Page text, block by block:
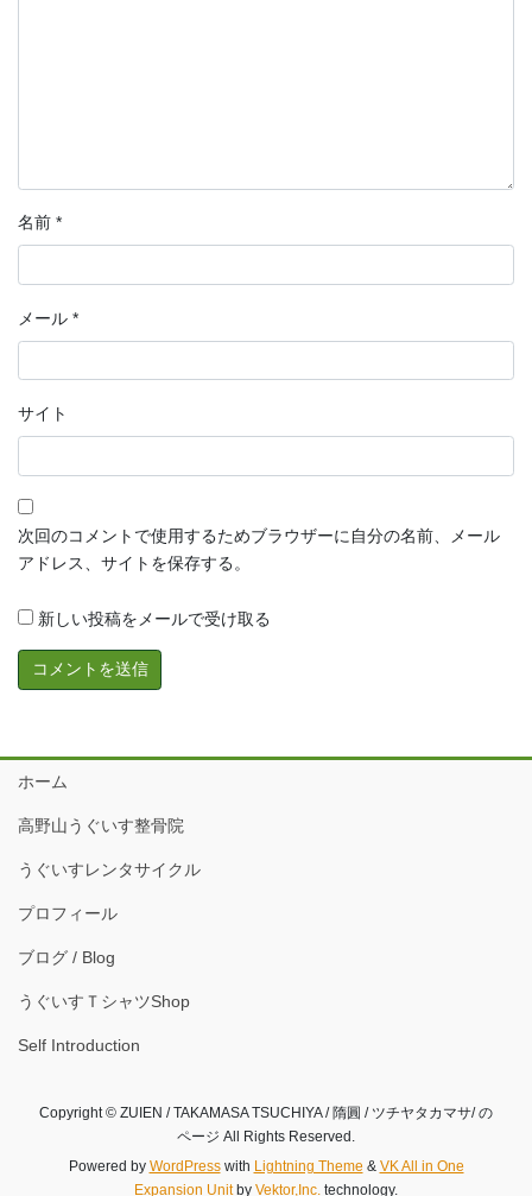
名前 *
メール *
サイト
次回のコメントで使用するためブラウザーに自分の名前、メール
アドレス、サイトを保存する。
新しい投稿をメールで受け取る
ホーム
高野山うぐいす整骨院
うぐいすレンタサイクル
プロフィール
ブログ / Blog
うぐいすＴシャツShop
Self Introduction
Copyright © ZUIEN / TAKAMASA TSUCHIYA / 隋圓 / ツチヤタカマサ/ の
ページ All Rights Reserved.
Powered by WordPresswith Lightning Theme & VK All in One
Expansion Unitby Vektor,Inc. technology.